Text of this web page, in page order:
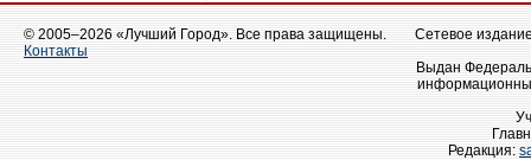
© 2005–2026 «Лучший Город». Все права защищены.
Контакты
Сетевое
Выдан
Редакция: